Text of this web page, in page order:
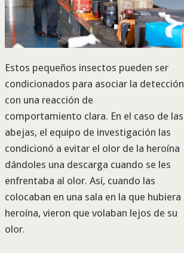
Estos pequeños insectos pueden ser
condicionados para asociar la detección
con una reacción de
comportamiento clara. En el caso de las
abejas, el equipo de investigación las
condicionó a evitar el olor de la heroína
dándoles una descarga cuando se les
enfrentaba al olor. Así, cuando las
colocaban en una sala en la que hubiera
heroína, vieron que volaban lejos de su
olor.